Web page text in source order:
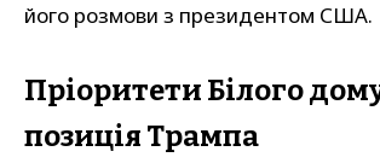
його розмови з президентом США.
Пріоритети Білого
позиція Трампа